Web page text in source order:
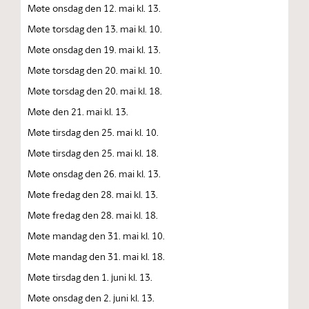
Møte onsdag den 12. mai kl. 13.
Møte torsdag den 13. mai kl. 10.
Møte onsdag den 19. mai kl. 13.
Møte torsdag den 20. mai kl. 10.
Møte torsdag den 20. mai kl. 18.
Møte den 21. mai kl. 13.
Møte tirsdag den 25. mai kl. 10.
Møte tirsdag den 25. mai kl. 18.
Møte onsdag den 26. mai kl. 13.
Møte fredag den 28. mai kl. 13.
Møte fredag den 28. mai kl. 18.
Møte mandag den 31. mai kl. 10.
Møte mandag den 31. mai kl. 18.
Møte tirsdag den 1. juni kl. 13.
Møte onsdag den 2. juni kl. 13.